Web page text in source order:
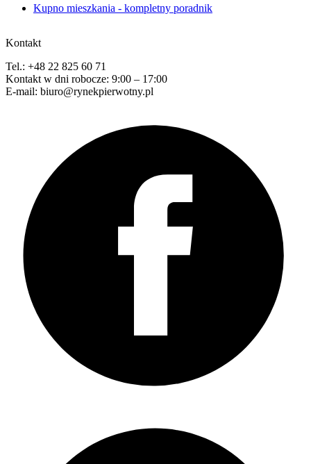
Kupno mieszkania - kompletny poradnik
Kontakt
Tel.: +48 22 825 60 71
Kontakt w dni robocze: 9:00 – 17:00
E-mail: biuro@rynekpierwotny.pl